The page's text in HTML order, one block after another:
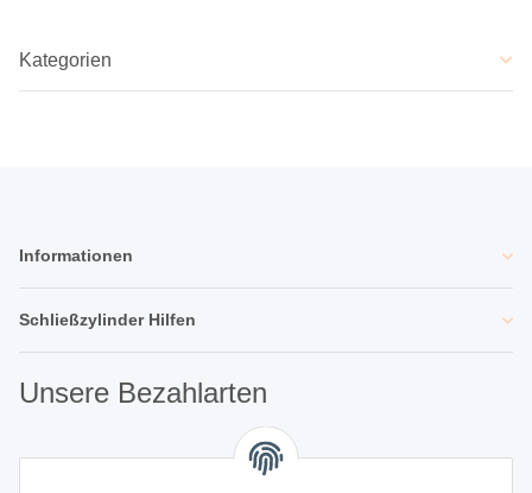
Kategorien
Informationen
Schließzylinder Hilfen
Unsere Bezahlarten